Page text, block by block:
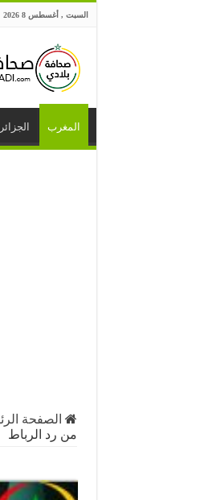
السبت , أغسطس 8 2026
المغرب الجزائر
الصفحة
من رد الرباط